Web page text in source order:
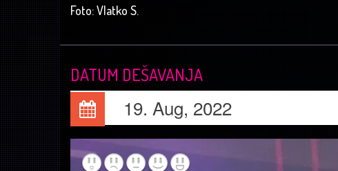
Foto: Vlatko S.
DATUM DEŠAVANJA
19. Aug, 2022